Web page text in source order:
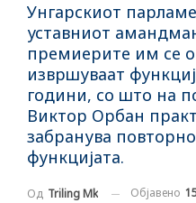
Унгарскиот
уставниот
премиерите им се
извршуваат
години, со што на
Виктор Орбан
забранува
функцијата.
Од Triling Mk Објавено